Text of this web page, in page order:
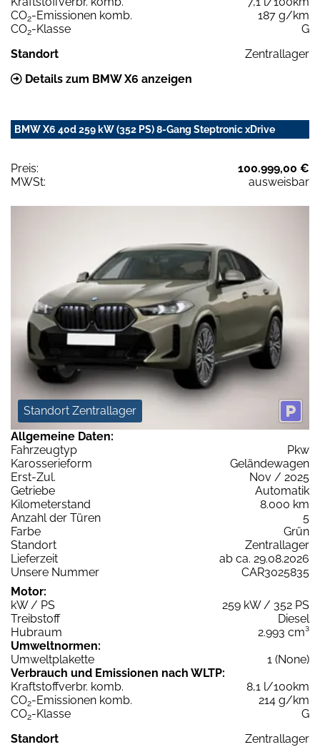
CO2-Emissionen komb.
187 g/km
CO2-Klasse
G
Standort
Zentrallager
Details zum BMW X6 anzeigen
BMW X6 40d 259 kW (352 PS) 8-Gang Steptronic xDrive
Preis:
100.999,00 €
MWSt:
ausweisbar
Standort Zentrallager
Allgemeine Daten:
Fahrzeugtyp
Pkw
Karosserieform
Geländewagen
Erst-Zul.
Nov / 2025
Getriebe
Automatik
Kilometerstand
8.000 km
Anzahl der Türen
5
Farbe
Grün
Standort
Zentrallager
Lieferzeit
ab ca. 29.08.2026
Unsere Nummer
CAR3025835
Motor:
kW / PS
259 kW / 352 PS
Treibstoff
Diesel
Hubraum
2.993 cm³
Umweltnormen:
Umweltplakette
1 (None)
Verbrauch und Emissionen nach WLTP:
Kraftstoffverbr. komb.
8,1 l/100km
CO2-Emissionen komb.
214 g/km
CO2-Klasse
G
Standort
Zentrallager